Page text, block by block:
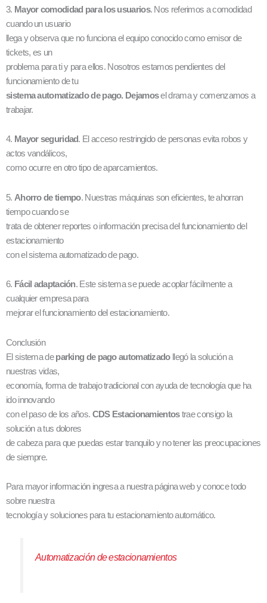
3. Mayor comodidad para los usuarios. Nos referimos a comodidad
cuando un usuario
llega y observa que no funciona el equipo conocido como emisor de
tickets, es un
problema para ti y para ellos. Nosotros estamos pendientes del
funcionamiento de tu
sistema automatizado de pago. Dejamosel drama y comenzamos a
trabajar.
4. Mayor seguridad. El acceso restringido de personas evita robos y
actos vandálicos,
como ocurre en otro tipo de aparcamientos.
5. Ahorro de tiempo. Nuestras máquinas son eficientes, te ahorran
tiempo cuando se
trata de obtener reportes o información precisa del funcionamiento del
estacionamiento
con el sistema automatizado de pago.
6. Fácil adaptación. Este sistema se puede acoplar fácilmente a
cualquier empresa para
mejorar el funcionamiento del estacionamiento.
Conclusión
El sistema deparking de pago automatizadollegó la solución a
nuestras vidas,
economía, forma de trabajo tradicional con ayuda de tecnología que ha
ido innovando
con el paso de los años. CDS Estacionamientostrae consigo la
solución a tus dolores
de cabeza para que puedas estar tranquilo y no tener las preocupaciones
de siempre.
Para mayor información ingresa a nuestra página web y conoce todo
sobre nuestra
tecnología y soluciones para tu estacionamiento automático.
Automatización de estacionamientos